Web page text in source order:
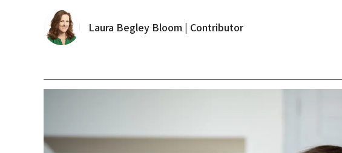
Laura Begley Bloom | Contributor